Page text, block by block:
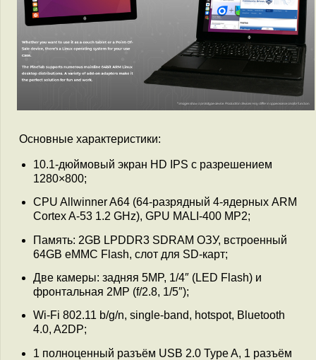
Основные характеристики:
10.1-дюймовый экран HD IPS с разрешением
1280×800;
CPU Allwinner A64 (64-разрядный 4-ядерных ARM
Cortex A-53 1.2 GHz), GPU MALI-400 MP2;
Память: 2GB LPDDR3 SDRAM ОЗУ, встроенный
64GB eMMC Flash, слот для SD-карт;
Две камеры: задняя 5MP, 1/4″ (LED Flash) и
фронтальная 2MP (f/2.8, 1/5″);
Wi-Fi 802.11 b/g/n, single-band, hotspot, Bluetooth
4.0, A2DP;
1 полноценный разъём USB 2.0 Type A, 1 разъём